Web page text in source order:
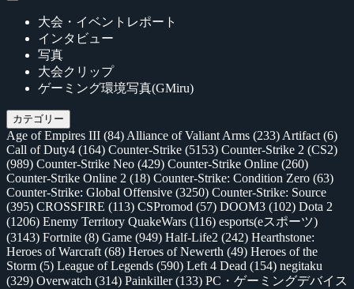
大会・イベントレポート
インタビュー
写真
大会クリップ
ゲーミング環境写真(GMiru)
カテゴリー
Age of Empires III (84) Alliance of Valiant Arms (233) Artifact (6)
Call of Duty4 (164) Counter-Strike (5153) Counter-Strike 2 (CS2)
(989) Counter-Strike Neo (429) Counter-Strike Online (260)
Counter-Strike Online 2 (18) Counter-Strike: Condition Zero (63)
Counter-Strike: Global Offensive (3250) Counter-Strike: Source
(395) CROSSFIRE (113) CSPromod (57) DOOM3 (102) Dota 2
(1206) Enemy Territory QuakeWars (116) esports(eスポーツ)
(3143) Fortnite (8) Game (949) Half-Life2 (242) Hearthstone:
Heroes of Warcraft (68) Heroes of Newerth (49) Heroes of the
Storm (5) League of Legends (590) Left 4 Dead (154) negitaku
(329) Overwatch (314) Painkiller(133) PC・ゲーミングデバイス